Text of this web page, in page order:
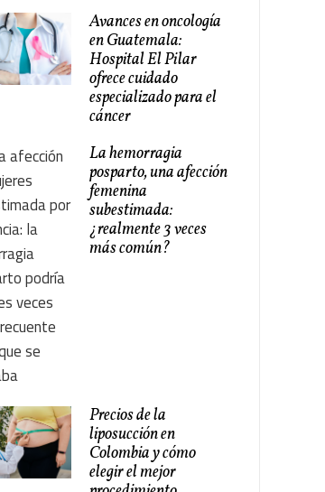
Avances en oncología
en Guatemala:
Hospital El Pilar
ofrece cuidado
especializado para el
cáncer
La hemorragia
posparto, una afección
femenina
subestimada:
¿realmente 3 veces
más común?
Precios de la
liposucción en
Colombia y cómo
elegir el mejor